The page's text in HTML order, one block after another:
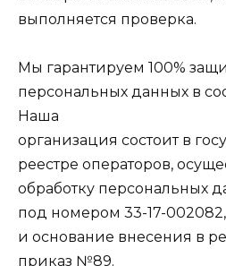
выполняется проверка.
Мы гарантируем 100%
персональных данных в
Наша
организация состоит в
реестре операторов,
обработку персональных
под номером 33-17-002082,
и основание внесения в
приказ №89.